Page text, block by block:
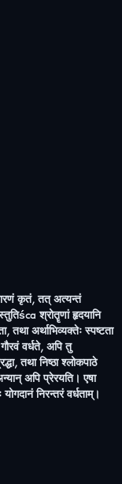
कृतं, तत् अत्यन्तं
श्रोतॄणां हृदयानि
तथा अर्थाभिव्यक्तेः स्पष्टता
वर्धते, अपि तु
तथा निष्ठा श्लोकपाठे
अपि प्रेरयति। एषा
निरन्तरं वर्धताम्।